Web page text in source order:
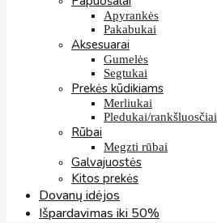
Apyrankės
Pakabukai
Aksesuarai
Gumelės
Segtukai
Prekės kūdikiams
Merliukai
Pledukai/rankšluosčiai
Rūbai
Megzti rūbai
Galvajuostės
Kitos prekės
Dovanų idėjos
Išpardavimas iki 50%